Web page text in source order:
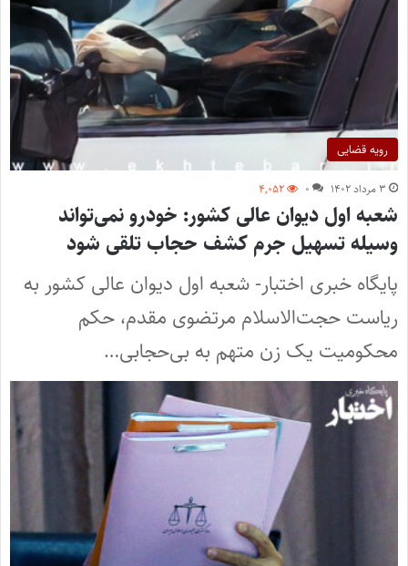
رویه قضایی
۳ مرداد ۱۴۰۲ ۰ ۴,۰۵۲
شعبه اول دیوان عالی کشور: خودرو نمی‌تواند
وسیله تسهیل جرم کشف حجاب تلقی شود
پایگاه خبری اختبار- شعبه اول دیوان عالی کشور به
ریاست حجت‌الاسلام مرتضوی مقدم، حکم
محکومیت یک زن متهم به بی‌حجابی…